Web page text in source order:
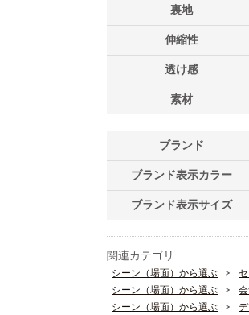
裏地
伸縮性
透け感
素材
ブランド
ブランド表示カラー
ブランド表示サイズ
関連カテゴリ
シーン（場面）から選ぶ
シーン（場面）から選ぶ
シーン（場面）から選ぶ